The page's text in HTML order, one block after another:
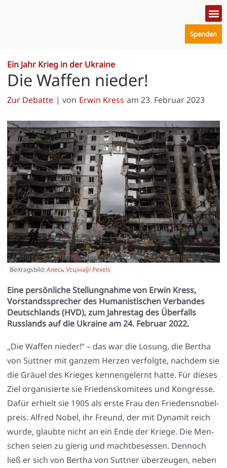
Spenden
Ein Jahr Krieg in der Ukraine
Die Waffen nieder!
Zur Debatte | von Erwin Kress am 23. Februar 2023
Zerstörtes Gebäude in der ukrainischen Hauptstadt Kiew.
Beitragsbild:Алесь Усцінаў/ Pexels
Eine persönliche Stellungnahme von Erwin Kress,
Vorstandssprecher des Humanistischen Verbandes
Deutschlands (HVD), zum Jahrestag des Überfalls
Russlands auf die Ukraine am 24. Februar 2022.
„Die Waf­fen nie­der!“ – das war die Losung, die Ber­tha
von Sutt­ner mit gan­zem Her­zen ver­folg­te, nach­dem sie
die Gräu­el des Krie­ges ken­nen­ge­lernt hat­te. Für die­ses
Ziel orga­ni­sier­te sie Frie­dens­ko­mi­tees und Kon­gres­se.
Dafür erhielt sie 1905 als ers­te Frau den Frie­dens­no­bel­
preis. Alfred Nobel, ihr Freund, der mit Dyna­mit reich
wur­de, glaub­te nicht an ein Ende der Krie­ge. Die Men­
schen sei­en zu gie­rig und macht­be­ses­sen. Den­noch
ließ er sich von Ber­tha von Sutt­ner über­zeu­gen, neben